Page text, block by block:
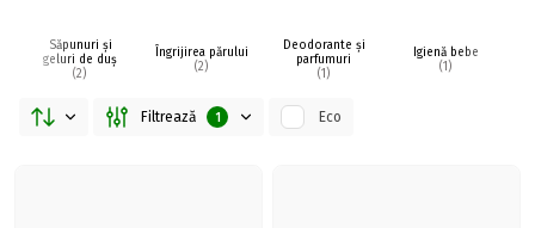
Săpunuri și
geluri de duș
(2)
Îngrijirea părului
(2)
Deodorante și
parfumuri
(1)
Igienă bebe
(1)
Filtrează 1 Eco